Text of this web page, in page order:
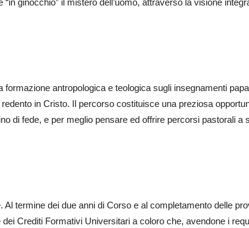
ginocchio” il mistero dell’uomo, attraverso la visione
antropologica e teologica sugli insegnamenti
in Cristo. Il percorso costituisce una preziosa
di fede, e per meglio pensare ed offrire percorsi pastorali a
termine dei due anni di Corso e al completamento delle
Crediti Formativi Universitari a coloro che, avendone i